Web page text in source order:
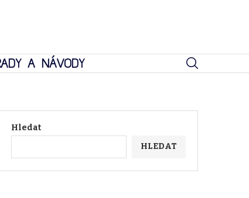
A NÁVODY
Hledat
HLEDAT